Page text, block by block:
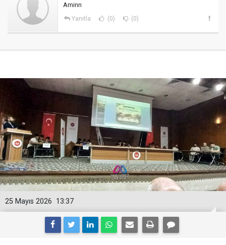
Aminn
Yanıtla (0) (0)
13:37
25 Mayıs 2026